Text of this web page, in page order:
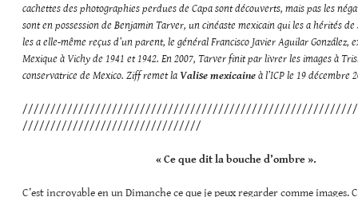
cachettes des photographies perdues de Capa sont découverts, mais pas les
sont en possession de Benjamin Tarver, un cinéaste mexicain qui les a hérités
les a elle-même reçus d’un parent, le général Francisco Javier Aguilar González,
Mexique à Vichy de 1941 et 1942. En 2007, Tarver finit par livrer les images à
conservatrice de Mexico. Ziff remet la Valise mexicaineà l’ICP le 19 décembre
////////////////////////////////
« Ce que dit la bouche d’ombre ».
C’est incroyable en un Dimanche ce que je peux regarder comme images.